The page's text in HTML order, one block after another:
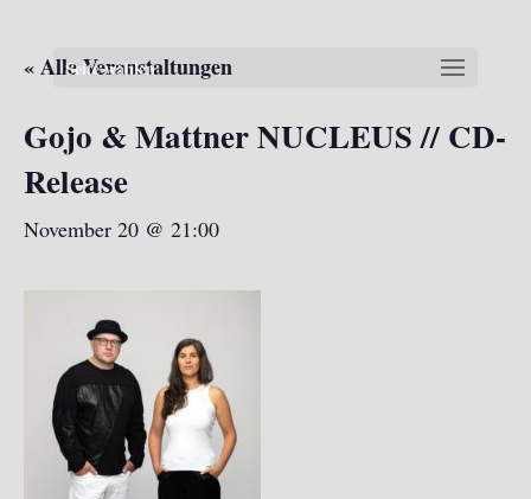
Seite wählen
« Alle Veranstaltungen
Gojo & Mattner NUCLEUS // CD-
Release
November 20 @ 21:00